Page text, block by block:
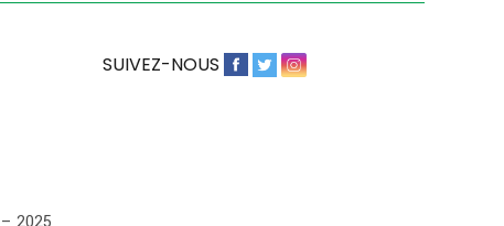
SUIVEZ-NOUS